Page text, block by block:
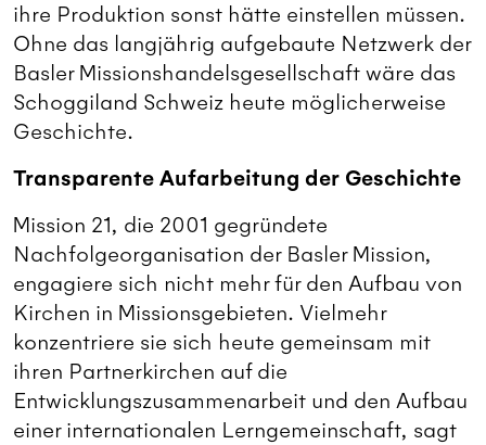
ihre Produktion sonst hätte einstellen müssen.
Ohne das langjährig aufgebaute Netzwerk der
Basler Missionshandelsgesellschaft wäre das
Schoggiland Schweiz heute möglicherweise
Geschichte.
Transparente Aufarbeitung der Geschichte
Mission 21, die 2001 gegründete
Nachfolgeorganisation der Basler Mission,
engagiere sich nicht mehr für den Aufbau von
Kirchen in Missionsgebieten. Vielmehr
konzentriere sie sich heute gemeinsam mit
ihren Partnerkirchen auf die
Entwicklungszusammenarbeit und den Aufbau
einer internationalen Lerngemeinschaft, sagt